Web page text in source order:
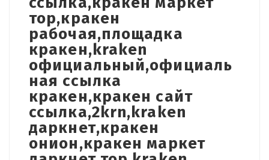
тор,кракен
рабочая,площадка
кракен,kraken
официальный,официаль
ная ссылка
кракен,кракен сайт
ссылка,2krn,kraken
даркнет,кракен
онион,кракен маркет